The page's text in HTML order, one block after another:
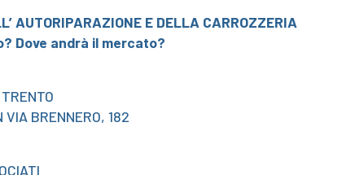
AUTORIPARAZIONE E DELLA CARROZZERIA
Dove andrà il mercato?
VIA BRENNERO, 182